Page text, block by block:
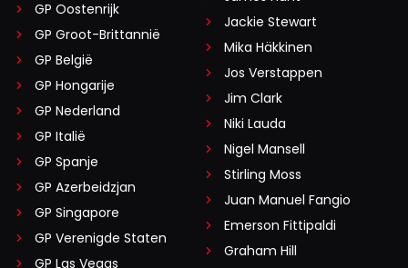
GP Oostenrijk
GP Groot-Brittannië
GP België
GP Hongarije
GP Nederland
GP Italië
GP Spanje
GP Azerbeidzjan
GP Singapore
GP Verenigde Staten
GP Las Vegas
Jackie Stewart
Mika Häkkinen
Jos Verstappen
Jim Clark
Niki Lauda
Nigel Mansell
Stirling Moss
Juan Manuel Fangio
Emerson Fittipaldi
Graham Hill